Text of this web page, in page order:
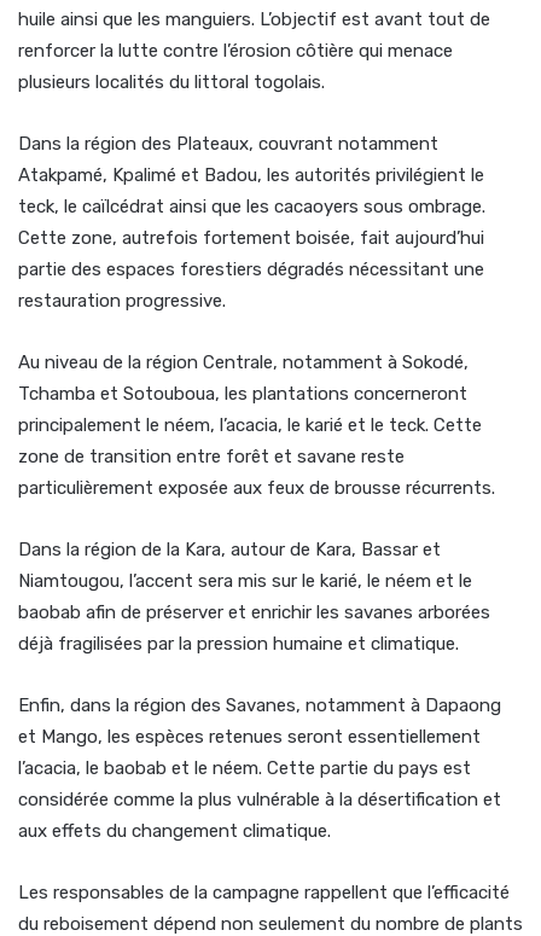
huile ainsi que les manguiers. L’objectif est avant tout de
renforcer la lutte contre l’érosion côtière qui menace
plusieurs localités du littoral togolais.
Dans la région des Plateaux, couvrant notamment
Atakpamé, Kpalimé et Badou, les autorités privilégient le
teck, le caïlcédrat ainsi que les cacaoyers sous ombrage.
Cette zone, autrefois fortement boisée, fait aujourd’hui
partie des espaces forestiers dégradés nécessitant une
restauration progressive.
Au niveau de la région Centrale, notamment à Sokodé,
Tchamba et Sotouboua, les plantations concerneront
principalement le néem, l’acacia, le karié et le teck. Cette
zone de transition entre forêt et savane reste
particulièrement exposée aux feux de brousse récurrents.
Dans la région de la Kara, autour de Kara, Bassar et
Niamtougou, l’accent sera mis sur le karié, le néem et le
baobab afin de préserver et enrichir les savanes arborées
déjà fragilisées par la pression humaine et climatique.
Enfin, dans la région des Savanes, notamment à Dapaong
et Mango, les espèces retenues seront essentiellement
l’acacia, le baobab et le néem. Cette partie du pays est
considérée comme la plus vulnérable à la désertification et
aux effets du changement climatique.
Les responsables de la campagne rappellent que l’efficacité
du reboisement dépend non seulement du nombre de plants